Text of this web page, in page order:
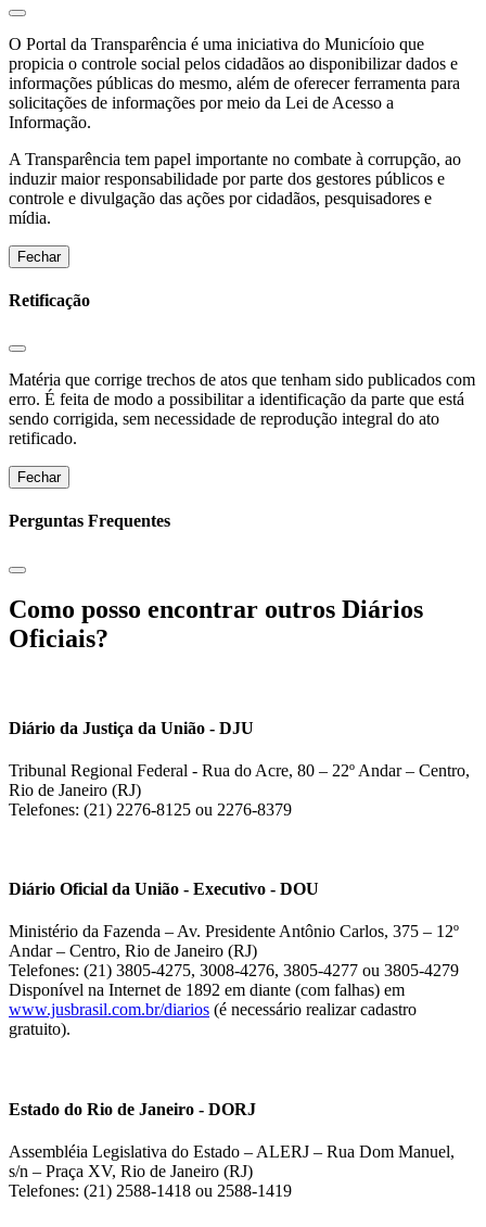
O Portal da Transparência é uma iniciativa do Municíoio que
propicia o controle social pelos cidadãos ao disponibilizar dados e
informações públicas do mesmo, além de oferecer ferramenta para
solicitações de informações por meio da Lei de Acesso a
Informação.
A Transparência tem papel importante no combate à corrupção, ao
induzir maior responsabilidade por parte dos gestores públicos e
controle e divulgação das ações por cidadãos, pesquisadores e
mídia.
Fechar
Retificação
Matéria que corrige trechos de atos que tenham sido publicados com
erro. É feita de modo a possibilitar a identificação da parte que está
sendo corrigida, sem necessidade de reprodução integral do ato
retificado.
Fechar
Perguntas Frequentes
Como posso encontrar outros Diários
Oficiais?
Diário da Justiça da União - DJU
Tribunal Regional Federal - Rua do Acre, 80 – 22º Andar – Centro,
Rio de Janeiro (RJ)
Telefones: (21) 2276-8125 ou 2276-8379
Diário Oficial da União - Executivo - DOU
Ministério da Fazenda – Av. Presidente Antônio Carlos, 375 – 12º
Andar – Centro, Rio de Janeiro (RJ)
Telefones: (21) 3805-4275, 3008-4276, 3805-4277 ou 3805-4279
Disponível na Internet de 1892 em diante (com falhas) em
www.jusbrasil.com.br/diarios (é necessário realizar cadastro
gratuito).
Estado do Rio de Janeiro - DORJ
Assembléia Legislativa do Estado – ALERJ – Rua Dom Manuel,
s/n – Praça XV, Rio de Janeiro (RJ)
Telefones: (21) 2588-1418 ou 2588-1419